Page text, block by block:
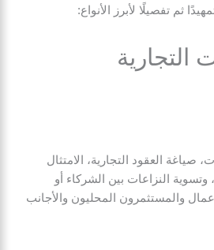
ثم تفصيلًا لأبرز الأنواع:
التجارية
العقود التجارية، الامتثال
، وتسوية النزاعات بين الشركاء أو
والمستثمرون المحليون والأجانب